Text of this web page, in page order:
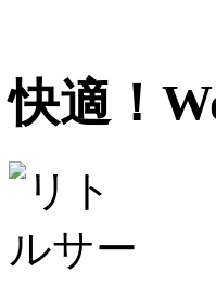
快適！